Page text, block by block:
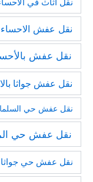
نقل اثاث في
نقل عفش
نقل عفش
نقل عفش جواثا
نقل عفش حي
نقل عفش حي
نقل عفش حي جواثا